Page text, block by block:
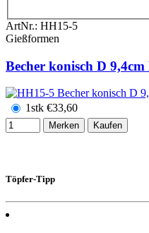
ArtNr.: HH15-5
Gießformen
Becher konisch D 9,4cm
1stk €33,60
Merken Kaufen
Töpfer-Tipp